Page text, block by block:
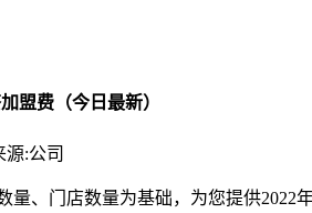
盟费（今日最新）
源:公司
量、门店数量为基础，为您提供